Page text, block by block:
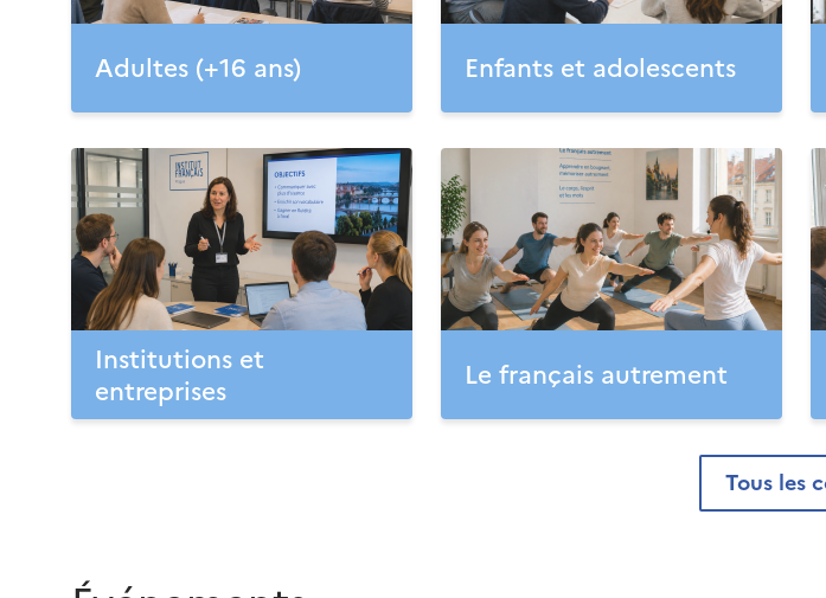
Adultes (+16 ans) Enfants et adolescents
Institutions et
entreprises
Le français autrement
tous les